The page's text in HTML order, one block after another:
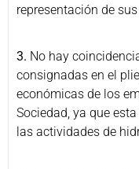
representación de
3. No hay
consignadas en el
económicas de los
Sociedad, ya que
las actividades de